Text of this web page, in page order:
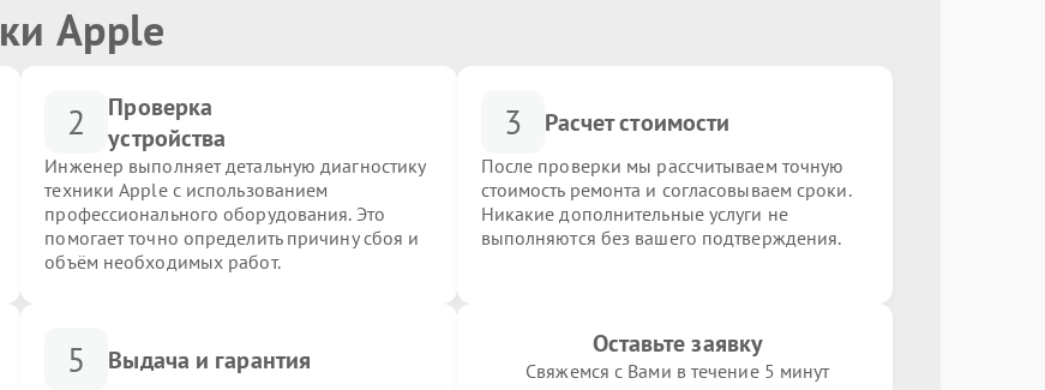
Apple
2
Проверка
устройства
Инженер выполняет детальную диагностику
техники Apple с использованием
профессионального оборудования. Это
помогает точно определить причину сбоя и
объём необходимых работ.
3 Расчет стоимости
После проверки мы рассчитываем точную
стоимость ремонта и согласовываем сроки.
Никакие дополнительные услуги не
выполняются без вашего подтверждения.
5 Выдача и гарантия
Оставьте заявку
Свяжемся с Вами в течение 5 минут